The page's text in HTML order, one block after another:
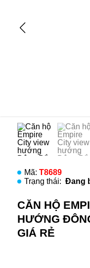
Mã:T8689
Trạng thái:Đang
CĂN HỘ
HƯỚNG
GIÁ RẺ